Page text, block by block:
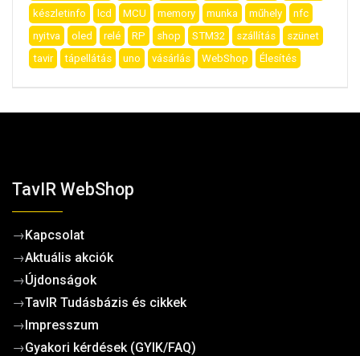
készletinfo
lcd MCU memory munka műhely
nfc
nyitva
oled relé RP shop STM32 szállítás
szünet
tavir
tápellátás uno vásárlás WebShop Élesítés
TavIR WebShop
→Kapcsolat
→Aktuális akciók
→Újdonságok
→TavIR Tudásbázis és cikkek
→Impresszum
→Gyakori kérdések (GYIK/FAQ)